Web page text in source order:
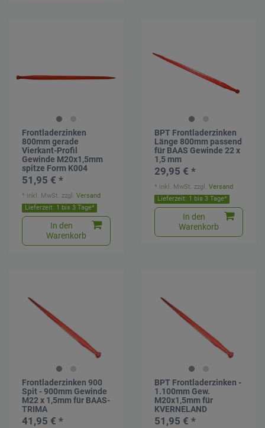
Frontladerzinken
800mm gerade
Vierkant-Profil
Gewinde M20x1,5mm
spitze Form K004
51,95 € *
Lieferzeit: 1 bis 3 Tage*
In den
Warenkorb
* inkl. MwSt. zzgl.Versand
BPT Frontladerzinken
Länge 800mm passend
für BAAS Gewinde 22 x
1,5 mm
29,95 € *
Lieferzeit: 1 bis 3 Tage*
In den
Warenkorb
* inkl. MwSt. zzgl.Versand
Frontladerzinken 900
Spit - 900mm Gewinde
M22 x 1,5mm für BAAS-
TRIMA
41,95 € *
BPT Frontladerzinken -
1.100mm Gew.
M20x1,5mm für
KVERNELAND
51,95 € *